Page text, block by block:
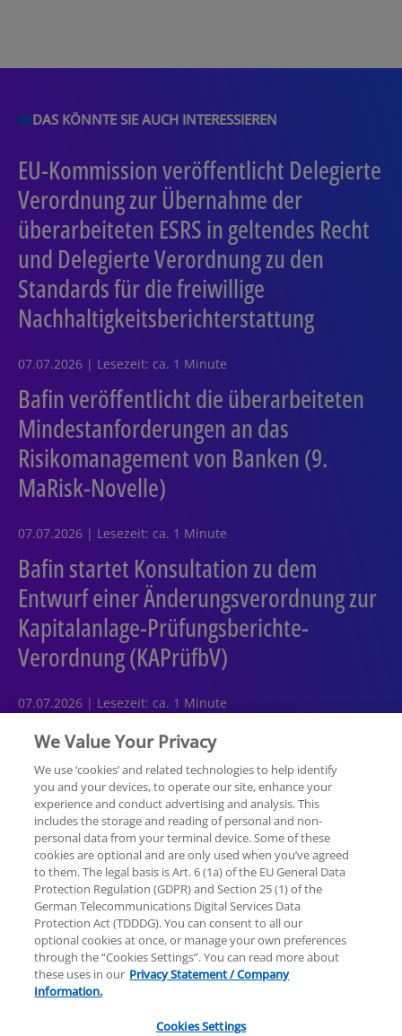
DAS KÖNNTE SIE AUCH INTERESSIEREN
EU-Kommission veröffentlicht Delegierte
Verordnung zur Übernahme der
überarbeiteten ESRS in geltendes Recht
und Delegierte Verordnung zu den
Standards für die freiwillige
Nachhaltigkeitsberichterstattung
07.07.2026 | Lesezeit: ca. 1 Minute
Bafin veröffentlicht die überarbeiteten
Mindestanforderungen an das
Risikomanagement von Banken (9.
MaRisk-Novelle)
07.07.2026 | Lesezeit: ca. 1 Minute
Bafin startet Konsultation zu dem
Entwurf einer Änderungsverordnung zur
Kapitalanlage-Prüfungsberichte-
Verordnung (KAPrüfbV)
07.07.2026 | Lesezeit: ca. 1 Minute
Rechtliche Hinweise Datenschutzerklärung
Sitemap Hilfe Unternehmensangaben
© 2025 KPMG AG Wirtschaftsprüfungsgesellschaft,
eine Aktiengesellschaft nach deutschem Recht und
ein Mitglied der globalen KPMG-Organisation
We Value Your Privacy
We use ‘cookies’ and related technologies to help identify
you and your devices, to operate our site, enhance your
experience and conduct advertising and analysis. This
includes the storage and reading of personal and non-
personal data from your terminal device. Some of these
cookies are optional and are only used when you’ve agreed
to them. The legal basis is Art. 6 (1a) of the EU General Data
Protection Regulation (GDPR) and Section 25 (1) of the
German Telecommunications Digital Services Data
Protection Act (TDDDG). You can consent to all our
optional cookies at once, or manage your own preferences
through the “Cookies Settings”. You can read more about
these uses in our Privacy Statement / Company
Information.
Cookies Settings